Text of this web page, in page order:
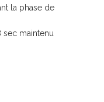
la phase de
sec maintenu